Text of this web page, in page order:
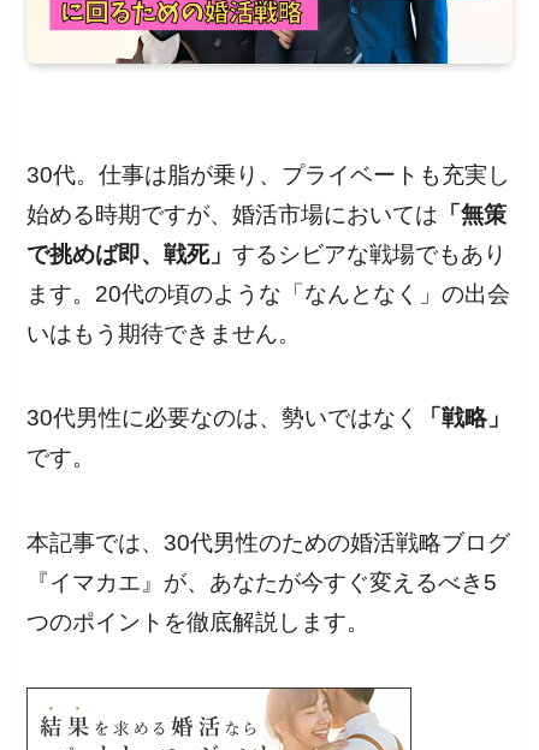
30代。仕事は脂が乗り、プライベートも充実し
始める時期ですが、婚活市場においては 「無策
で挑めば即、戦死」するシビアな戦場でもあり
ます。20代の頃のような「なんとなく」の出会
いはもう期待できません。
30代男性に必要なのは、勢いではなく
「戦略」
です。
本記事では、30代男性のための婚活戦略ブログ
『イマカエ』が、あなたが今すぐ変えるべき5
つのポイントを徹底解説します。